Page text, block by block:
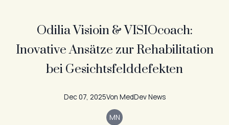
Odilia Visioin & VISIOcoach:
Inovative Ansätze zur Rehabilitation
bei Gesichtsfelddefekten
Dec 07, 2025Von MedDevNews
MN